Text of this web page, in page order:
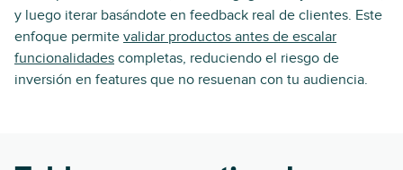
y luego iterar basándote en feedback real de clientes. Este
enfoque permite validar productos antes de escalar
funcionalidades completas, reduciendo el riesgo de
inversión en features que no resuenan con tu audiencia.